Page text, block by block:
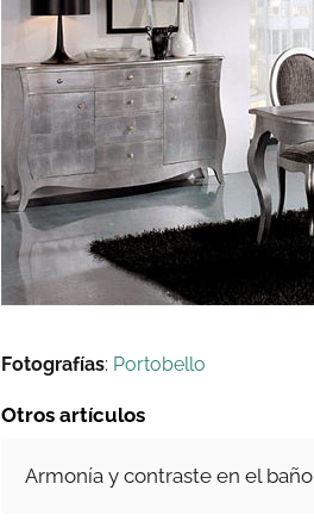
Fotografías: Portobello
Otros artículos
Armonía y contraste en el baño